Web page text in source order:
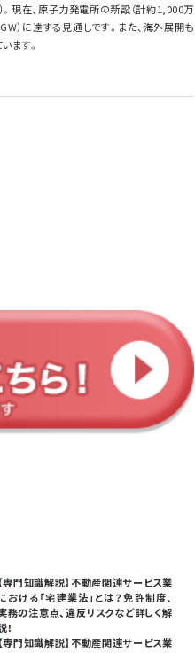
現在、原子力発電所の新設（計約1,000万
）に達する見通しです。また、海外展開も
ます。
専門知識解説】不動産関連サービス業
おける「宅建業法」とは？免許制度、
務の注意点、違反リスクなど詳しく解
！
専門知識解説】不動産関連サービス業